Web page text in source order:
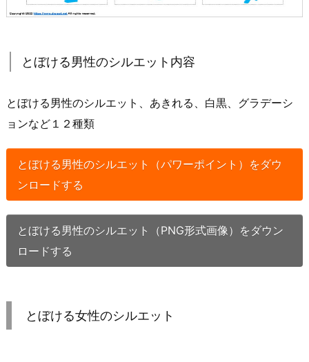
とぼける男性のシルエット内容
とぼける男性のシルエット、あきれる、白黒、グラデーシ
ョンなど１２種類
とぼける男性のシルエット（パワーポイント）をダウ
ンロードする
とぼける男性のシルエット（PNG形式画像）をダウン
ロードする
とぼける女性のシルエット